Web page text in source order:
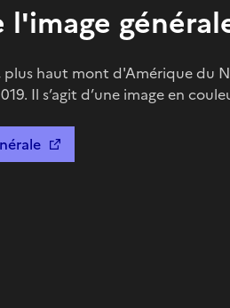
l'image
haut mont d'Amérique du
Il s’agit d’une image en